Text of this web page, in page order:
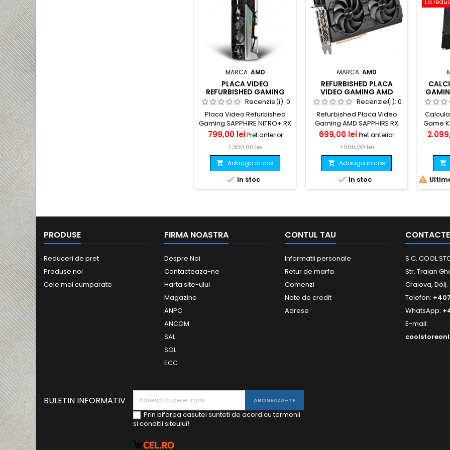
MARCA: AMD
PLACA VIDEO
REFURBISHED GAMING
SAPPHIRE NITRO+ RX
5700XT SE& BE 8GB
GDDR6
Recenzie(i): 0
Placa Video Refurbished
Gaming SAPPHIRE NITRO+ RX
5700XT SE&amp; BE 8GB
Pret
799,00 lei Pret anteriorPret
1.300,00 lei
 Adauga in cos
 In stoc
MARCA: AMD
REFURBISHED PLACA
VIDEO GAMING AMD
SAPPHIRE RX 5700 PULSE
& BE 8GB GDDR6
Recenzie(i): 0
Refurbished Placa Video
Gaming AMD SAPPHIRE RX
5700 Pulse &amp; BE 8GB
Pret
699,00 leiPret anteriorPret
1.000,00 lei
 Adauga in cos
 In stoc
La
I5
1660
Game
ram,
M.2
baza
Pret


PRODUSE
Reduceri de pret
Produse noi
Cele mai cumparate
FIRMA NOASTRA
Despre Noi
Contacteaza-ne
Harta site-ului
Magazine
ANPC
ANCOM
SAL
SOL
ECC
CONTUL TAU
Informatii personale
Retur de marfa
Comenzi
Note de credit
Adrese
S.C. COOL
Str. Traian
Craiova, Dolj.
Telefon:
WhatsApp:
E-mail:
BULETIN INFORMATIV
Prin bifarea casutei sunteti de acord cu termenii
si conditii siteului!